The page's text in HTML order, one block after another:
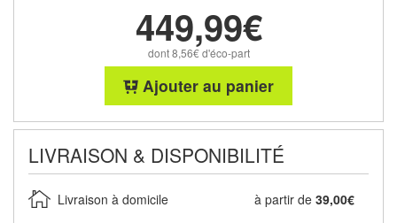
449,99€
dont 8,56€ d'éco-part
Ajouter au panier
LIVRAISON & DISPONIBILITÉ
Livraison à domicile à partir de 39,00€